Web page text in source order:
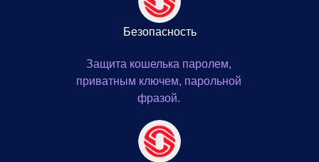
Защита кошелька паролем,
приватным ключем, парольной
фразой.
Безопасность